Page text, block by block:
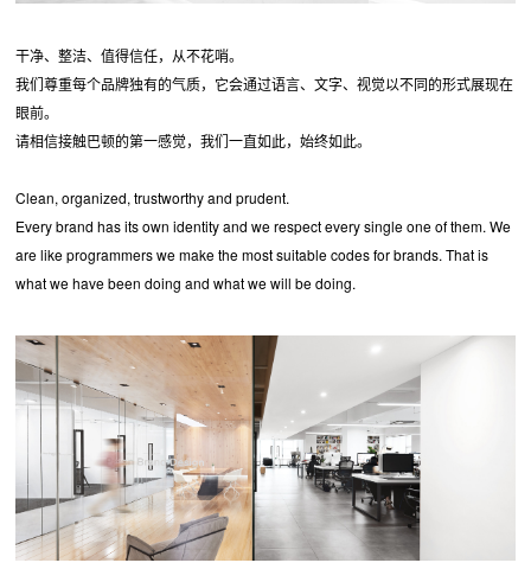
干净、整洁、值得信任，从不花哨。
我们尊重每个品牌独有的气质，它会通过语言、文字、视觉以不同的形式展现在
眼前。
请相信接触巴顿的第一感觉，我们一直如此，始终如此。
Clean, organized, trustworthy and prudent.
Every brand has its own identity and we respect every single one of them. We
are like programmers we make the most suitable codes for brands. That is
what we have been doing and what we will be doing.